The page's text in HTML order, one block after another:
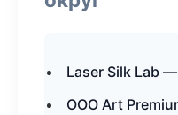
Laser Silk Lab
ООО Art